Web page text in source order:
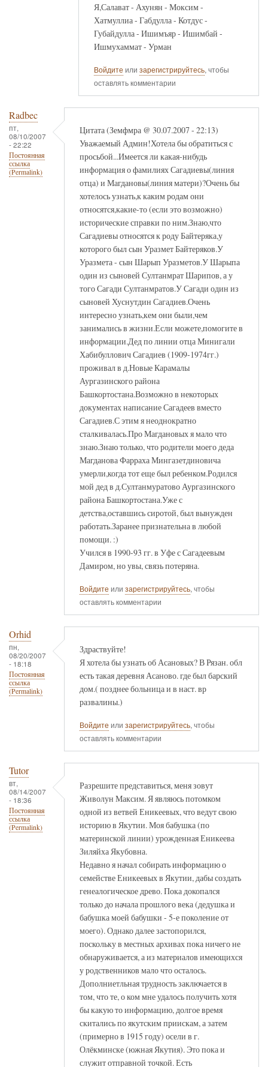
Я,Салават - Ахунян - Моксим -
Хатмуллиа - Габдулла - Котдус -
Губайдулла - Ишимъяр - Ишимбай -
Ишмухаммат - Урман
Войдите или зарегистрируйтесь, чтобы
оставлять комментарии
Radbec
пт,
08/10/2007
- 22:22
Постоянная
ссылка
(Permalink)
Цитата (Земфмра @ 30.07.2007 - 22:13)
Уважаемый Админ!Хотела бы обратиться с
просьбой...Имеется ли какая-нибудь
информация о фамилиях Сагадиевы(линия
отца) и Магдановы(линия матери)?Очень бы
хотелось узнать,к каким родам они
относятся,какие-то (если это возможно)
исторические справки по ним.Знаю,что
Сагадиевы относятся к роду Байтеряка,у
которого был сын Уразмет Байтеряков.У
Уразмета - сын Шарып Уразметов.У Шарыпа
один из сыновей Султанмрат Шарипов, а у
того Сагади Султанмратов.У Сагади один из
сыновей Хуснутдин Сагадиев.Очень
интересно узнать,кем они были,чем
занимались в жизни.Если можете,помогите в
информации.Дед по линии отца Минигали
Хабибуллович Сагадиев (1909-1974гг.)
проживал в д.Новые Карамалы
Аургазинского района
Башкортостана.Возможно в некоторых
документах написание Сагадеев вместо
Сагадиев.С этим я неоднократно
сталкивалась.Про Магдановых я мало что
знаю.Знаю только, что родители моего деда
Магданова Фарраха Мингазетдиновича
умерли,когда тот еще был ребенком.Родился
мой дед в д.Султанмуратово Аургазинского
района Башкортостана.Уже с
детства,оставшись сиротой, был вынужден
работать.Заранее признательна в любой
помощи. :)
Учился в 1990-93 гг. в Уфе с Сагадеевым
Дамиром, но увы, связь потеряна.
Войдите или зарегистрируйтесь, чтобы
оставлять комментарии
Orhid
пн,
08/20/2007
- 18:18
Постоянная
ссылка
(Permalink)
Здраствуйте!
Я хотела бы узнать об Асановых? В Рязан. обл
есть такая деревня Асаново. где был барский
дом.( позднее больница и в наст. вр
развалины.)
Войдите или зарегистрируйтесь, чтобы
оставлять комментарии
Tutor
вт,
08/14/2007
- 18:36
Постоянная
ссылка
(Permalink)
Разрешите представиться, меня зовут
Живолун Максим. Я являюсь потомком
одной из ветвей Еникеевых, что ведут свою
историю в Якутии. Моя бабушка (по
материнской линии) урожденная Еникеева
Зиляйха Якубовна.
Недавно я начал собирать информацию о
семействе Еникеевых в Якутии, дабы создать
генеалогическое древо. Пока докопался
только до начала прошлого века (дедушка и
бабушка моей бабушки - 5-е поколение от
моего). Однако далее застопорился,
поскольку в местных архивах пока ничего не
обнаруживается, а из материалов имеющихся
у родственников мало что осталось.
Дополниетльная трудность заключается в
том, что те, о ком мне удалось получить хотя
бы какую то информацию, долгое время
скитались по якутским приискам, а затем
(примерно в 1915 году) осели в г.
Олёкминске (южная Якутия). Это пока и
служит отправной точкой. Есть